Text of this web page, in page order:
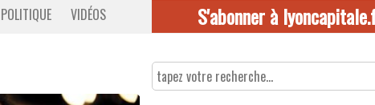
POLITIQUE VIDÉOS S'abonner à